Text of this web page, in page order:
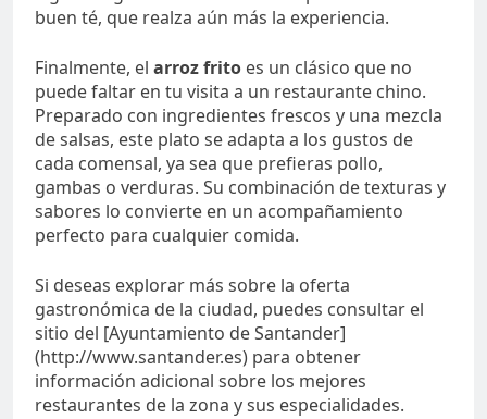
buen té, que realza aún más la experiencia.
Finalmente, el arroz frito es un clásico que no
puede faltar en tu visita a un restaurante chino.
Preparado con ingredientes frescos y una mezcla
de salsas, este plato se adapta a los gustos de
cada comensal, ya sea que prefieras pollo,
gambas o verduras. Su combinación de texturas y
sabores lo convierte en un acompañamiento
perfecto para cualquier comida.
Si deseas explorar más sobre la oferta
gastronómica de la ciudad, puedes consultar el
sitio del [Ayuntamiento de Santander]
(http://www.santander.es) para obtener
información adicional sobre los mejores
restaurantes de la zona y sus especialidades.